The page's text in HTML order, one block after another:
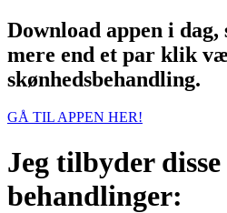
Download appen i
mere end et par klik
skønhedsbehandling.
GÅ TIL APPEN HER!
Jeg tilbyder disse
behandlinger: